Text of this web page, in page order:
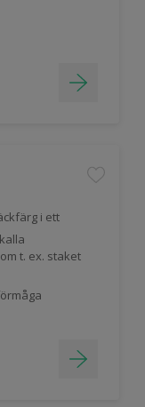
i ett
t. ex. staket